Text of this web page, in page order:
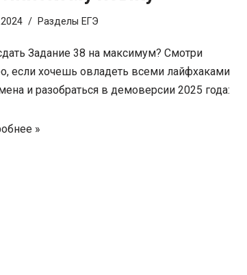
Разделы ЕГЭ
Задание 38 на максимум? Смотри
если хочешь овладеть всеми лайфхаками
и разобраться в демоверсии 2025 года:
»